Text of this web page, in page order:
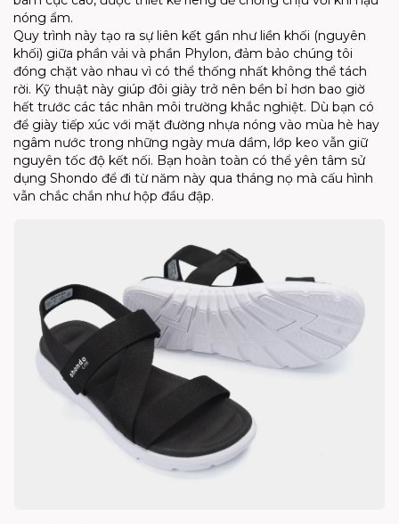
nóng ẩm.
Quy trình này tạo ra sự liên kết gần như liền khối (nguyên
khối) giữa phần vải và phần Phylon, đảm bảo chúng tôi
đóng chặt vào nhau vì có thể thống nhất không thể tách
rời. Kỹ thuật này giúp đôi giày trở nên bền bỉ hơn bao giờ
hết trước các tác nhân môi trường khắc nghiệt. Dù bạn có
để giày tiếp xúc với mặt đường nhựa nóng vào mùa hè hay
ngâm nước trong những ngày mưa dầm, lớp keo vẫn giữ
nguyên tốc độ kết nối. Bạn hoàn toàn có thể yên tâm sử
dụng Shondo để đi từ năm này qua tháng nọ mà cấu hình
vẫn chắc chắn như hộp đầu đập.